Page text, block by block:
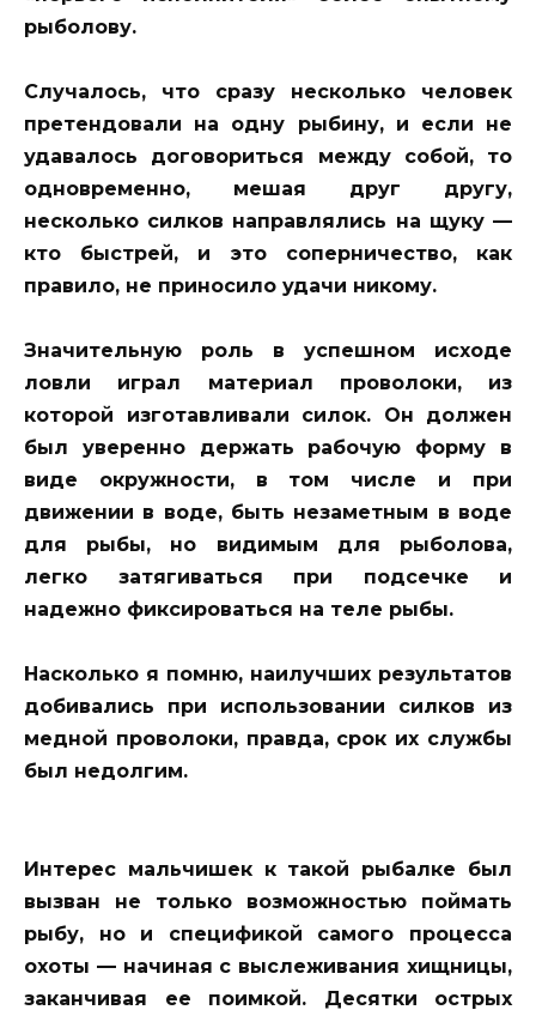
рыболову.
Случалось, что сразу несколько человек
претендовали на одну рыбину, и если не
удавалось договориться между собой, то
одновременно, мешая друг другу,
несколько силков направлялись на щуку —
кто быстрей, и это соперничество, как
правило, не приносило удачи никому.
Значительную роль в успешном исходе
ловли играл материал проволоки, из
которой изготавливали силок. Он должен
был уверенно держать рабочую форму в
виде окружности, в том числе и при
движении в воде, быть незаметным в воде
для рыбы, но видимым для рыболова,
легко затягиваться при подсечке и
надежно фиксироваться на теле рыбы.
Насколько я помню, наилучших результатов
добивались при использовании силков из
медной проволоки, правда, срок их службы
был недолгим.
Интерес мальчишек к такой рыбалке был
вызван не только возможностью поймать
рыбу, но и спецификой самого процесса
охоты — начиная с выслеживания хищницы,
заканчивая ее поимкой. Десятки острых